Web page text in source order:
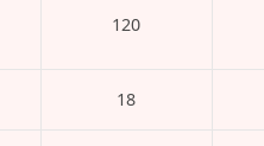
120
18